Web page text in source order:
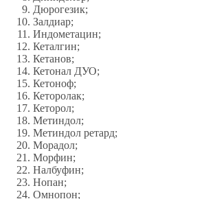
Дюрогезик;
Залдиар;
Индометацин;
Кеталгин;
Кетанов;
Кетонал ДУО;
Кетоноф;
Кеторолак;
Кеторол;
Метиндол;
Метиндол ретард;
Морадол;
Морфин;
Налбуфин;
Нопан;
Омнопон;